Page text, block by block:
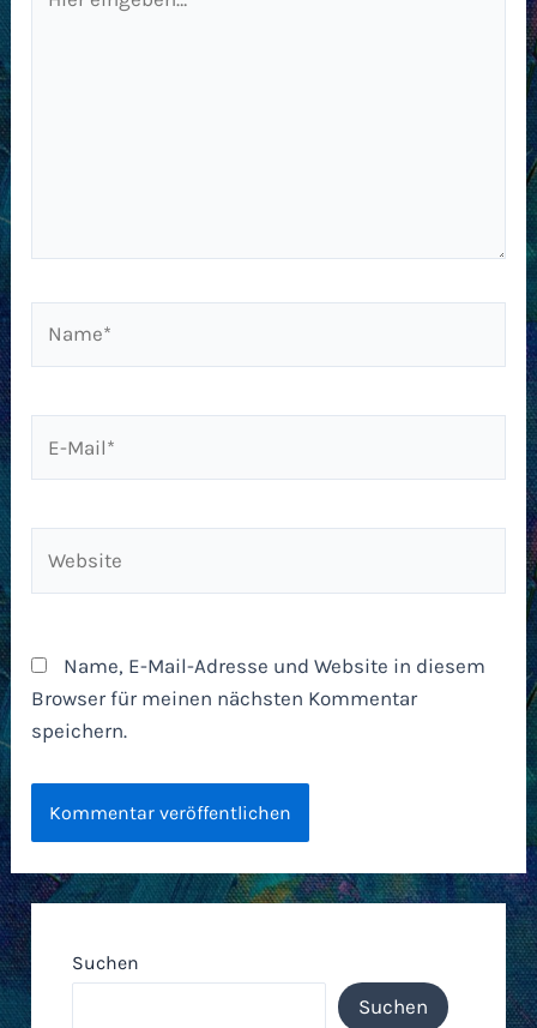
eingeben…
Mail*
Name, E-Mail-Adresse und Website in diesem
Browser für meinen nächsten Kommentar
speichern.
Suchen
Suchen